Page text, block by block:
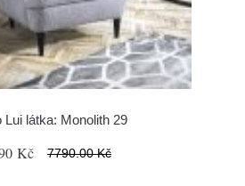
Lui látka: Monolith 29
Kč 7790.00 Kč